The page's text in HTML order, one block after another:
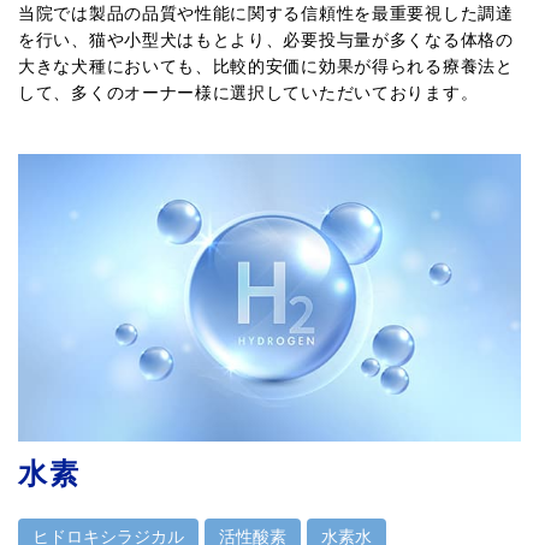
当院では製品の品質や性能に関する信頼性を最重要視した調達
を行い、猫や小型犬はもとより、必要投与量が多くなる体格の
大きな犬種においても、比較的安価に効果が得られる療養法と
して、多くのオーナー様に選択していただいております。
水素
ヒドロキシラジカル 活性酸素 水素水